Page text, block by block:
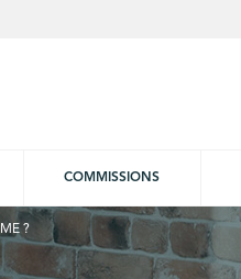
COMMISSIONS
?